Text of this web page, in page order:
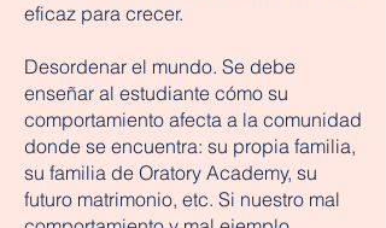
eficaz para crecer.
Desordenar el mundo. Se debe
enseñar al estudiante cómo su
comportamiento afecta a la comunidad
donde se encuentra: su propia familia,
su familia de Oratory Academy, su
futuro matrimonio, etc. Si nuestro mal